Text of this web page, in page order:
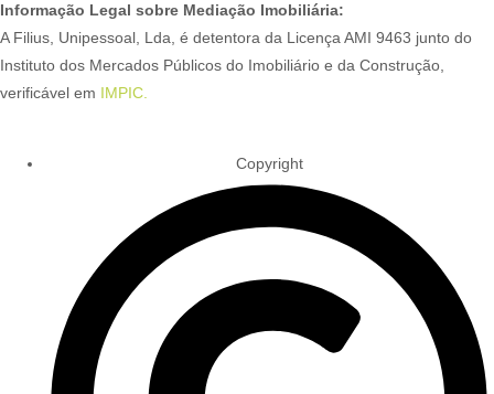
Informação Legal sobre Mediação Imobiliária:
A Filius, Unipessoal, Lda, é detentora da Licença AMI 9463 junto do
Instituto dos Mercados Públicos do Imobiliário e da Construção,
verificável em IMPIC.
Copyright